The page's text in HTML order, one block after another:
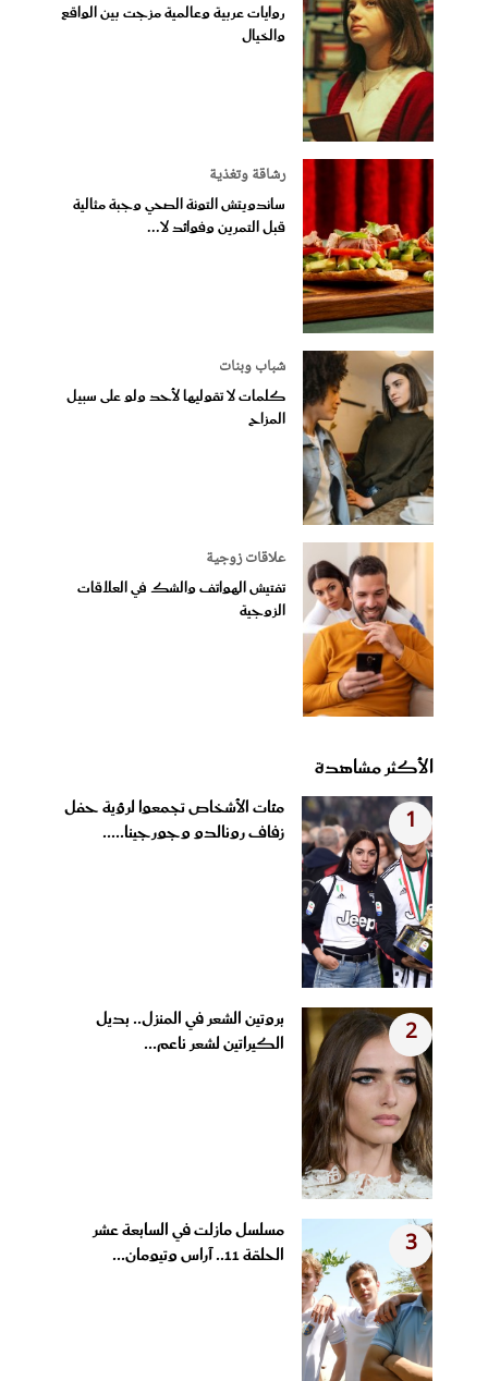
روايات عربية وعالمية مزجت بين الواقع
والخيال
رشاقة وتغذية
ساندويتش التونة الصحي وجبة مثالية
قبل التمرين وفوائد لا...
شباب وبنات
كلمات لا تقوليها لأحد ولو على سبيل
المزاح
علاقات زوجية
تفتيش الهواتف والشك في العلاقات
الزوجية
الأكثر مشاهدة
1
مئات الأشخاص تجمعوا لرؤية حفل
زفاف رونالدو وجورجينا.....
2
بروتين الشعر في المنزل.. بديل
الكيراتين لشعر ناعم...
3
مسلسل مازلت في السابعة عشر
الحلقة 11.. آراس وتيومان...